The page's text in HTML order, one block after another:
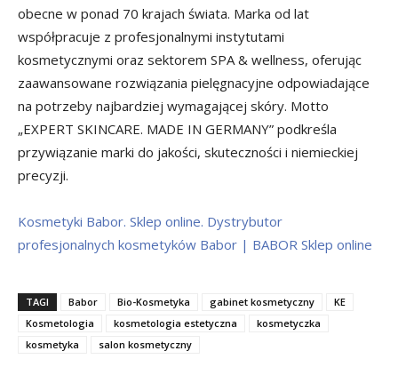
obecne w ponad 70 krajach świata. Marka od lat
współpracuje z profesjonalnymi instytutami
kosmetycznymi oraz sektorem SPA & wellness, oferując
zaawansowane rozwiązania pielęgnacyjne odpowiadające
na potrzeby najbardziej wymagającej skóry. Motto
„EXPERT SKINCARE. MADE IN GERMANY” podkreśla
przywiązanie marki do jakości, skuteczności i niemieckiej
precyzji.
Kosmetyki Babor. Sklep online. Dystrybutor
profesjonalnych kosmetyków Babor | BABOR Sklep online
TAGI Babor Bio-Kosmetyka gabinet kosmetyczny
KE
Kosmetologia
kosmetologia estetyczna
kosmetyczka
kosmetyka
salon kosmetyczny